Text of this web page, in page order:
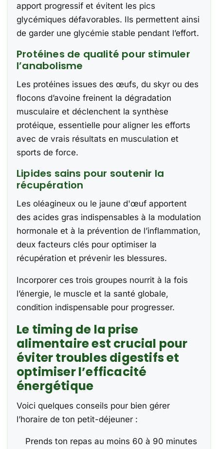
apport progressif et évitent les pics
glycémiques défavorables. Ils permettent ainsi
de garder une glycémie stable pendant l’effort.
Protéines de qualité pour stimuler
l’anabolisme
Les protéines issues des œufs, du skyr ou des
flocons d’avoine freinent la dégradation
musculaire et déclenchent la synthèse
protéique, essentielle pour aligner les efforts
avec de vrais résultats en musculation et
sports de force.
Lipides sains pour soutenir la
récupération
Les oléagineux ou le jaune d'œuf apportent
des acides gras indispensables à la modulation
hormonale et à la prévention de l’inflammation,
deux facteurs clés pour optimiser la
récupération et prévenir les blessures.
Incorporer ces trois groupes nourrit à la fois
l’énergie, le muscle et la santé globale,
condition indispensable pour progresser.
Le timing de la prise
alimentaire est crucial pour
éviter troubles digestifs et
optimiser l’efficacité
énergétique
Voici quelques conseils pour bien gérer
l’horaire de ton petit-déjeuner :
Prends ton repas au moins 60 à 90 minutes